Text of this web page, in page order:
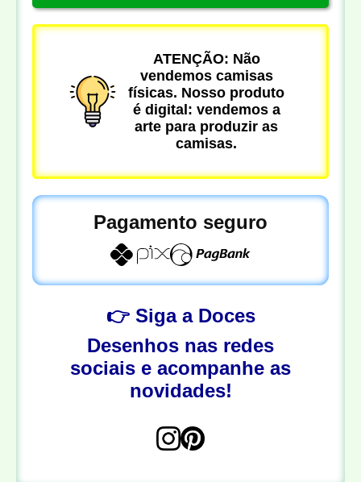
ATENÇÃO: Não
vendemos camisas
físicas. Nosso produto
é digital: vendemos a
arte para produzir as
camisas.
Pagamento seguro
👉 Siga a Doces
Desenhos nas redes
sociais e acompanhe as
novidades!